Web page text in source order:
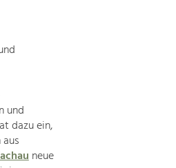
und
dazu ein,
neue